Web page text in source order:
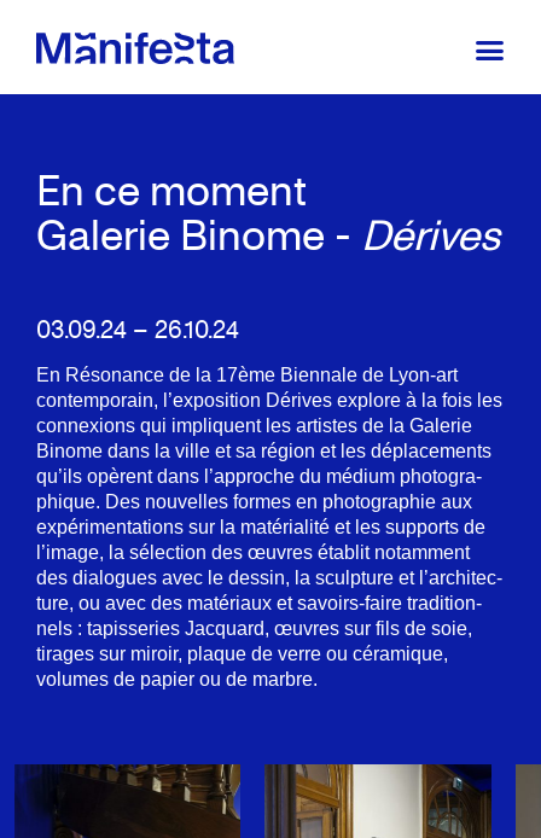
En ce moment
Galerie Binome - Dérives
03.09.24 – 26.10.24
En Réso­nance de la 17ème Bien­nale de Lyon-art
contem­po­rain, l’ex­po­si­tion Dérives explore à la fois les
connexions qui impliquent les artistes de la Gale­rie
Binome dans la ville et sa région et les dépla­ce­ments
qu’ils opèrent dans l’ap­proche du médium photo­gra­
phique. Des nouvelles formes en photo­gra­phie aux
expé­ri­men­ta­tions sur la maté­ria­lité et les supports de
l’image, la sélec­tion des œuvres établit notam­ment
des dialogues avec le dessin, la sculp­ture et l’ar­chi­tec­
ture, ou avec des maté­riaux et savoirs-faire tradi­tion­
nels : tapis­se­ries Jacquard, œuvres sur fils de soie,
tirages sur miroir, plaque de verre ou céra­mique,
volumes de papier ou de marbre.